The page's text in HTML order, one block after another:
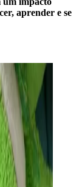
aprender e se